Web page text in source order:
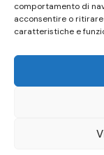
comportamento di
acconsentire o
caratteristiche e
Firenze
Le tue